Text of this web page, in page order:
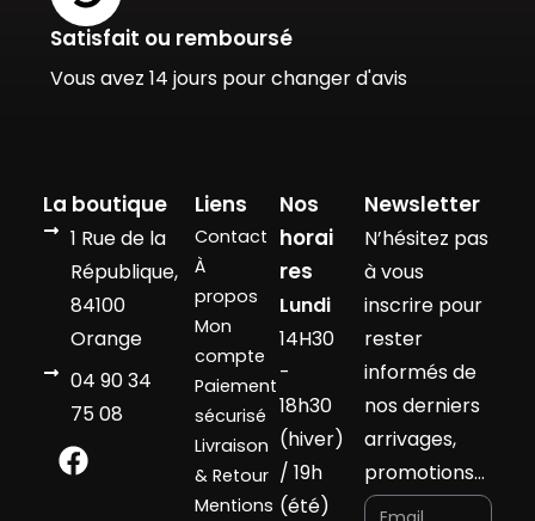
Satisfait ou remboursé
Vous avez 14 jours pour changer d'avis
La boutique
1 Rue de la
République,
84100
Orange
04 90 34
75 08
Liens
Contact
À
propos
Mon
compte
Paiement
sécurisé
Livraison
& Retour
Mentions
Nos
horai
res
Lundi
14H30
-
18h30
(hiver)
/ 19h
(été)
Newsletter
N’hésitez pas
à vous
inscrire pour
rester
informés de
nos derniers
arrivages,
promotions…